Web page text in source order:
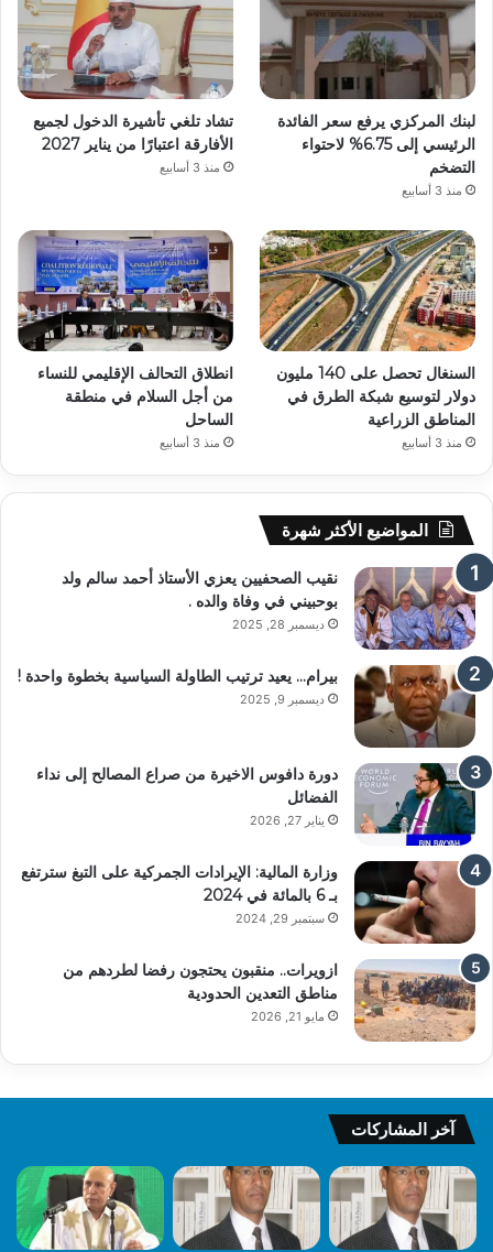
لبنك المركزي يرفع سعر الفائدة
الرئيسي إلى 6.75% لاحتواء
التضخم
منذ 3 أسابيع
تشاد تلغي تأشيرة الدخول لجميع
الأفارقة اعتبارًا من يناير 2027
منذ 3 أسابيع
السنغال تحصل على 140 مليون
دولار لتوسيع شبكة الطرق في
المناطق الزراعية
منذ 3 أسابيع
انطلاق التحالف الإقليمي للنساء
من أجل السلام في منطقة
الساحل
منذ 3 أسابيع
المواضيع الأكثر شهرة
نقيب الصحفيين يعزي الأستاذ أحمد سالم ولد
بوحبيني في وفاة والده .
ديسمبر 28, 2025
بيرام… يعيد ترتيب الطاولة السياسية بخطوة واحدة !
ديسمبر 9, 2025
دورة دافوس الاخيرة من صراع المصالح إلى نداء
الفضائل
يناير 27, 2026
وزارة المالية: الإيرادات الجمركية على التبغ سترتفع
بـ 6 بالمائة في 2024
سبتمبر 29, 2024
ازويرات.. منقبون يحتجون رفضا لطردهم من
مناطق التعدين الحدودية
مايو 21, 2026
آخر المشاركات